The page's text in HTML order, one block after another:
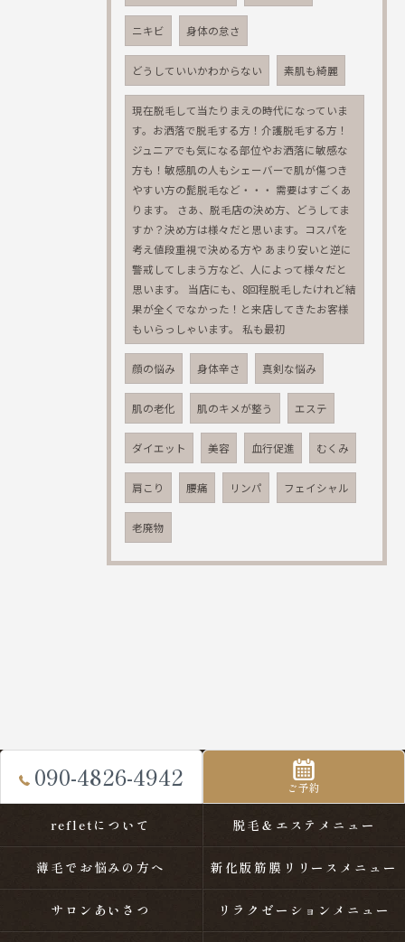
ニキビ 身体の怠さ
どうしていいかわからない 素肌も綺麗
現在脱毛して当たりまえの時代になっていま
す。お洒落で脱毛する方！介護脱毛する方！
ジュニアでも気になる部位やお洒落に敏感な
方も！敏感肌の人もシェーバーで肌が傷つき
やすい方の髭脱毛など・・・ 需要はすごくあ
ります。 さあ、脱毛店の決め方、どうしてま
すか？決め方は様々だと思います。コスパを
考え値段重視で決める方や あまり安いと逆に
警戒してしまう方など、人によって様々だと
思います。 当店にも、8回程脱毛したけれど結
果が全くでなかった！と来店してきたお客様
もいらっしゃいます。 私も最初
顔の悩み 身体辛さ 真剣な悩み
肌の老化 肌のキメが整う エステ
ダイエット 美容 血行促進 むくみ
肩こり 腰痛 リンパ フェイシャル
老廃物
090-4826-4942 ご予約
refletについて 脱毛＆エステメニュー
薄毛でお悩みの方へ 新化版筋膜リリースメニュー
サロンあいさつ リラクゼーションメニュー